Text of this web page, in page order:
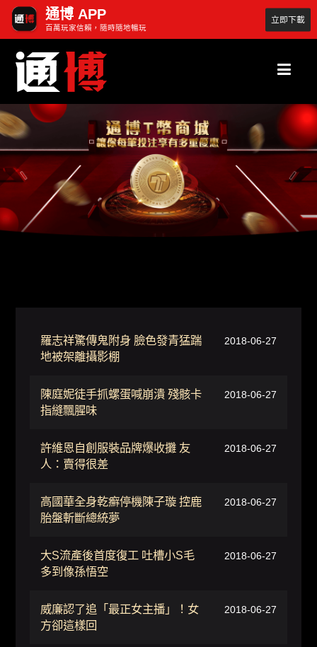
通博 APP
百萬玩家信賴，隨時隨地暢玩
立即下載
2018-06-27
羅志祥驚傳鬼附身 臉色發青猛踹
地被架離攝影棚
2018-06-27
陳庭妮徒手抓螺蛋喊崩潰 殘骸卡
指縫飄腥味
2018-06-27
許維恩自創服裝品牌爆收攤 友
人：賣得很差
2018-06-27
高國華全身乾癬停機陳子璇 控鹿
胎盤斬斷總統夢
2018-06-27
大S流產後首度復工 吐槽小S毛
多到像孫悟空
2018-06-27
威廉認了追「最正女主播」！女
方卻這樣回